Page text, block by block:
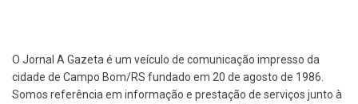
O Jornal A Gazeta é um veículo de comunicação impresso da
cidade de Campo Bom/RS fundado em 20 de agosto de 1986.
Somos referência em informação e prestação de serviços junto à